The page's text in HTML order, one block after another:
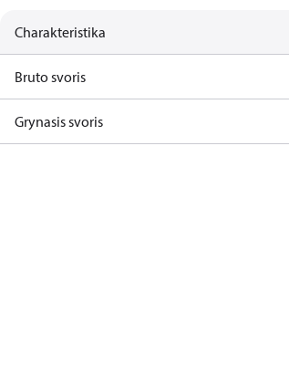
Charakteristika
Bruto svoris
Grynasis svoris